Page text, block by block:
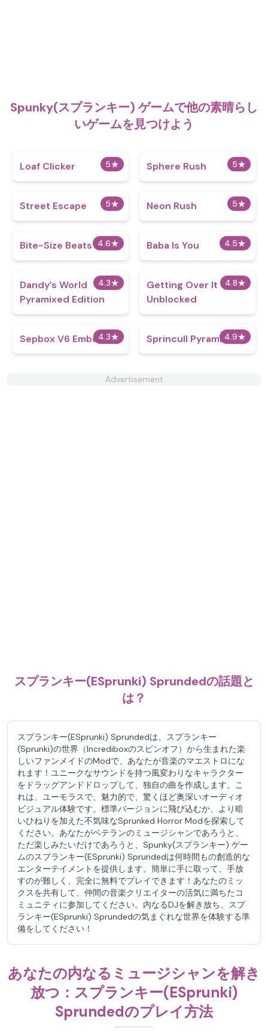
Spunky(スプランキー) ゲームで他の素晴らし
いゲームを見つけよう
5★
Loaf Clicker 5★
Sphere Rush
5★
Street Escape 5★
Neon Rush
4.6★
Bite-Size Beats 4.5★
Baba Is You
4.3★
Dandy’s World
Pyramixed Edition
4.8★
Getting Over It
Unblocked
4.3★
Sepbox V6 Embers 4.9★
Sprincull Pyramixed
Advertisement
スプランキー(ESprunki) Sprundedの話題と
は？
スプランキー(ESprunki) Sprundedは、スプランキー
(Sprunki)の世界（Incrediboxのスピンオフ）から生まれた楽
しいファンメイドのModで、あなたが音楽のマエストロにな
れます！ユニークなサウンドを持つ風変わりなキャラクター
をドラッグアンドドロップして、独自の曲を作成します。こ
れは、ユーモラスで、魅力的で、驚くほど奥深いオーディオ
ビジュアル体験です。標準バージョンに飛び込むか、より暗
いひねりを加えた不気味なSprunked Horror Modを探索して
ください。あなたがベテランのミュージシャンであろうと、
ただ楽しみたいだけであろうと、Spunky(スプランキー) ゲー
ムのスプランキー(ESprunki) Sprundedは何時間もの創造的な
エンターテイメントを提供します。簡単に手に取って、手放
すのが難しく、完全に無料でプレイできます！あなたのミッ
クスを共有して、仲間の音楽クリエイターの活気に満ちたコ
ミュニティに参加してください。内なるDJを解き放ち、スプ
ランキー(ESprunki) Sprundedの気まぐれな世界を体験する準
備をしてください！
あなたの内なるミュージシャンを解き
放つ：スプランキー(ESprunki)
Sprundedのプレイ方法